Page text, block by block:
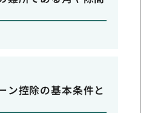
ン控除の基本条件と